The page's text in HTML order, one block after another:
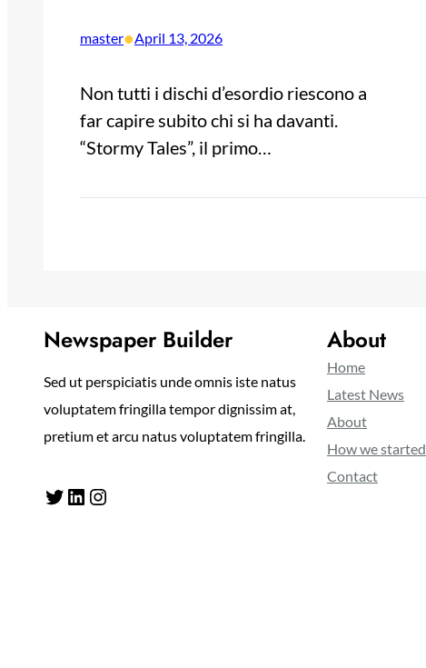
master•April 13, 2026
Non tutti i dischi d’esordio riescono a
far capire subito chi si ha davanti.
“Stormy Tales”, il primo…
Newspaper Builder
Sed ut perspiciatis unde omnis iste natus
voluptatem fringilla tempor dignissim at,
pretium et arcu natus voluptatem fringilla.
Twitter LinkedIn Instagram
About
Home
Latest News
About
How we started
Contact